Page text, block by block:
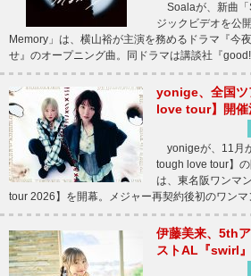
Soalaが、新曲「
ジックビデオを
Memory」は、横山裕が主演を務めるドラマ『今
せ』のオープニング曲。同ドラマは講談社『
yonige、全国
love tour】開催
yonigeが、11月
tough love tour】
は、東名阪ワンマ
tour 2026】を開幕。メジャー再契約後初のワン
伊藤美来、5th
ストAL『swirl